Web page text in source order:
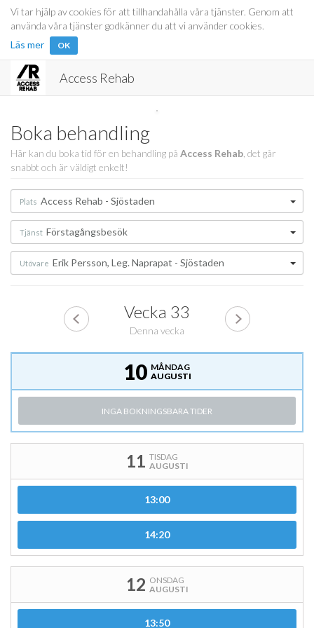
Vi tar hjälp av cookies för att tillhandahålla våra tjänster. Genom att
använda våra tjänster godkänner du att vi använder cookies.
Läs mer
OK
Access Rehab
Boka behandling
Här kan du boka tid för en behandling på Access Rehab , det går
snabbt och är väldigt enkelt!
Plats Access Rehab - Sjöstaden
Tjänst Förstagångsbesök
Utövare Erik Persson, Leg. Naprapat - Sjöstaden
Vecka 33
Denna vecka
10 MÅNDAG
AUGUSTI
INGA BOKNINGSBARA TIDER
11 TISDAG
AUGUSTI
13:00
14:20
12 ONSDAG
AUGUSTI
13:50